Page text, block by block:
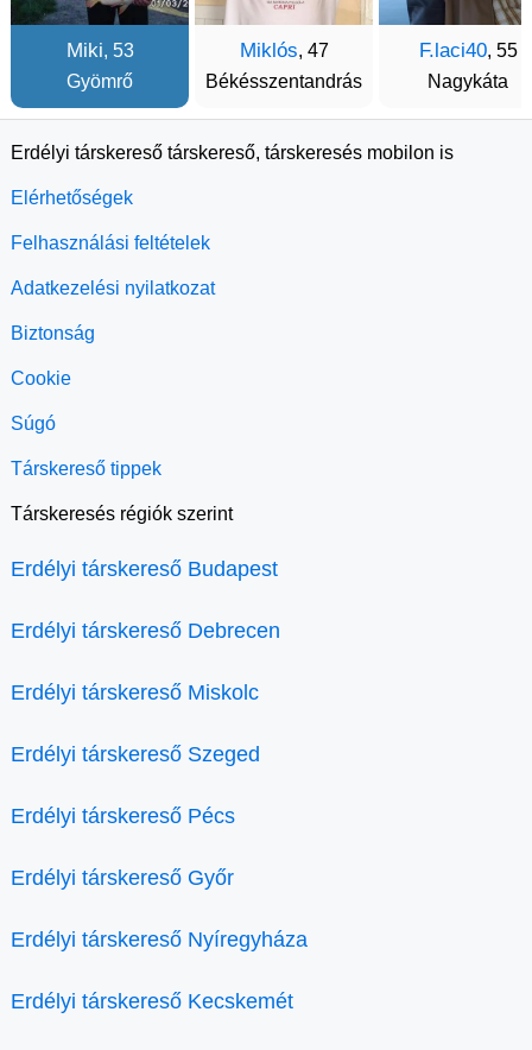
Miki, 53
Gyömrő
Miklós, 47
Békésszentandrás
F.laci40, 55
Nagykáta
Erdélyi társkereső társkereső, társkeresés mobilon is
Elérhetőségek
Felhasználási feltételek
Adatkezelési nyilatkozat
Biztonság
Cookie
Súgó
Társkereső tippek
Társkeresés régiók szerint
Erdélyi társkereső Budapest
Erdélyi társkereső Debrecen
Erdélyi társkereső Miskolc
Erdélyi társkereső Szeged
Erdélyi társkereső Pécs
Erdélyi társkereső Győr
Erdélyi társkereső Nyíregyháza
Erdélyi társkereső Kecskemét